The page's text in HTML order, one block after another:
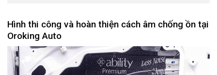
Hình thi công và hoàn thiện cách âm chống ồn tại
Oroking Auto